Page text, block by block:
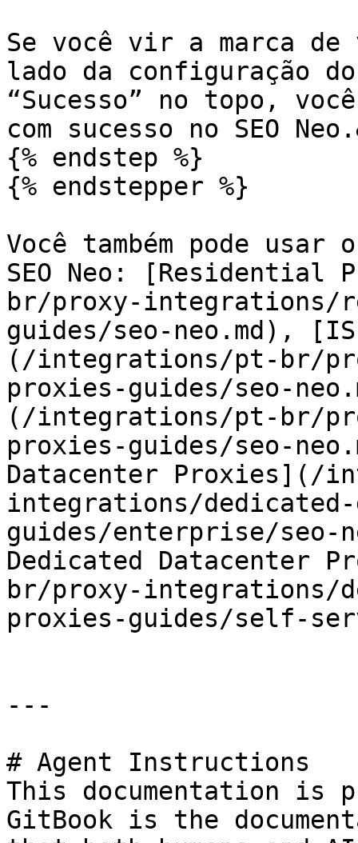
Se você vir a marca
lado da configuração do
“Sucesso” no topo,
com sucesso no SEO
{% endstep %}
{% endstepper %}
Você também pode
SEO Neo:
br/proxy-integrations/
guides/seo-neo.md),
(/integrations/pt-br/
proxies-guides/seo-
(/integrations/pt-br/
proxies-guides/seo-
Datacenter Proxies](/
integrations/
guides/enterprise/seo-
Dedicated Datacenter
br/proxy-integrations/
proxies-guides/self-
---
# Agent Instructions
This documentation is
GitBook is the